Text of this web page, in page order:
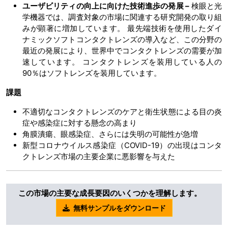
ユーザビリティの向上に向けた技術進歩の発展 –検眼と光
学機器では、調査対象の市場に関連する研究開発の取り組
みが顕著に増加しています。 最先端技術を使用したダイ
ナミックソフトコンタクトレンズの導入など、この分野の
最近の発展により、世界中でコンタクトレンズの需要が加
速しています。 コンタクトレンズを装用している人の
90％はソフトレンズを装用しています。
課題
不適切なコンタクトレンズのケアと衛生状態による目の炎
症や感染症に対する懸念の高まり
角膜潰瘍、眼感染症、さらには失明の可能性が急増
新型コロナウイルス感染症（COVID-19）の出現はコンタ
クトレンズ市場の主要企業に悪影響を与えた
この市場の主要な成長要因のいくつかを理解します。
無料サンプルをダウンロード